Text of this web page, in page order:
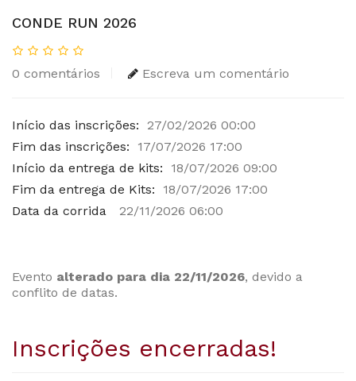
CONDE RUN 2026
0 comentários Escreva um comentário
Início das inscrições: 27/02/2026 00:00
Fim das inscrições:
17/07/2026 17:00
Início da entrega de kits:
18/07/2026 09:00
Fim da entrega de Kits:
18/07/2026 17:00
Data da corrida
22/11/2026 06:00
Evento alterado para dia 22/11/2026, devido a
conflito de datas.
Inscrições encerradas!